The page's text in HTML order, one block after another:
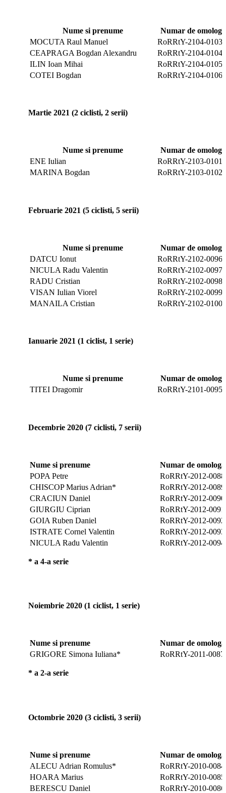
Nume si prenume
Numar de
MOCUTA Raul Manuel
RoRRtY-2104-0103
CEAPRAGA Bogdan Alexandru
RoRRtY-2104-0104
ILIN Ioan Mihai
RoRRtY-2104-0105
COTEI Bogdan
RoRRtY-2104-0106
Martie 2021 (2 ciclisti, 2 serii)
Nume si prenume
Numar de
ENE Iulian
RoRRtY-2103-0101
MARINA Bogdan
RoRRtY-2103-0102
Februarie 2021 (5 ciclisti, 5 serii)
Nume si prenume
Numar de
DATCU Ionut
RoRRtY-2102-0096
NICULA Radu Valentin
RoRRtY-2102-0097
RADU Cristian
RoRRtY-2102-0098
VISAN Iulian Viorel
RoRRtY-2102-0099
MANAILA Cristian
RoRRtY-2102-0100
Ianuarie 2021 (1 ciclist, 1 serie)
Nume si prenume
Numar de
TITEI Dragomir
RoRRtY-2101-0095
Decembrie 2020 (7 ciclisti, 7 serii)
Nume si prenume
Numar de
POPA Petre
RoRRtY-2012-0088
CHISCOP Marius Adrian*
RoRRtY-2012-0089
CRACIUN Daniel
RoRRtY-2012-0090
GIURGIU Ciprian
RoRRtY-2012-0091
GOIA Ruben Daniel
RoRRtY-2012-0092
ISTRATE Cornel Valentin
RoRRtY-2012-0093
NICULA Radu Valentin
RoRRtY-2012-0094
* a 4-a serie
Noiembrie 2020 (1 ciclist, 1 serie)
Nume si prenume
Numar de
GRIGORE Simona Iuliana*
RoRRtY-2011-0087
* a 2-a serie
Octombrie 2020 (3 ciclisti, 3 serii)
Nume si prenume
Numar de
ALECU Adrian Romulus*
RoRRtY-2010-0084
HOARA Marius
RoRRtY-2010-0085
BERESCU Daniel
RoRRtY-2010-0086